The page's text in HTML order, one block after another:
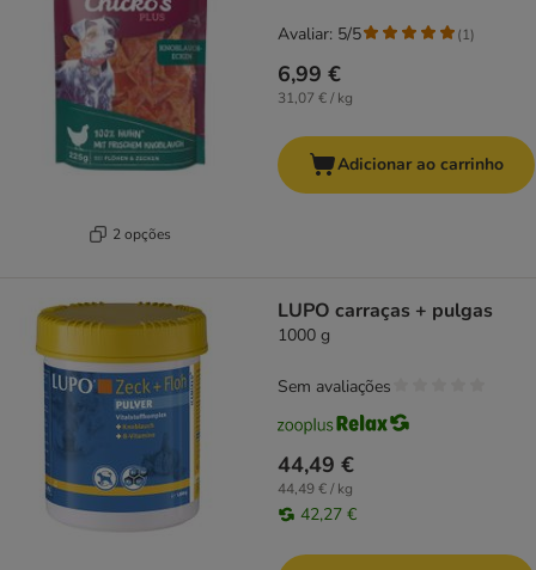
2 opções
6,99 €
31,07 € / kg
Avaliar: 5/5 (1)
Adicionar ao carrinho
LUPO carraças + pulgas
1000 g
44,49 €
44,49 € / kg
42,27 €
Sem avaliações